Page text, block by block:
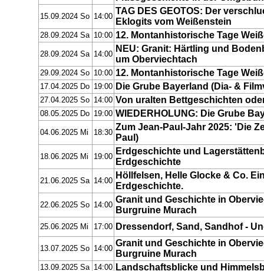
15.09.2024 So 14:00
TAG DES GEOTOS: Der
Eklogits vom Weißenstein
28.09.2024 Sa 10:00 12. Montanhistorische Tage
28.09.2024 Sa 14:00
NEU: Granit: Härtling und
um Oberviechtach
29.09.2024 So 10:00 12. Montanhistorische Tage
17.04.2025 Do 19:00 Die Grube Bayerland (Dia- &
27.04.2025 So 14:00 Von uralten Bettgeschichten
08.05.2025 Do 19:00 WIEDERHOLUNG: Die Grube
04.06.2025 Mi 18:30
Zum Jean-Paul-Jahr 2025: 'Die
Paul)
18.06.2025 Mi 19:00
Erdgeschichte und
Erdgeschichte
21.06.2025 Sa 14:00
Höllfelsen, Helle Glocke & Co.
Erdgeschichte.
22.06.2025 So 14:00
Granit und Geschichte in
Burgruine Murach
25.06.2025 Mi 17:00 Dressendorf, Sand, Sandhof -
13.07.2025 So 14:00
Granit und Geschichte in
Burgruine Murach
13.09.2025 Sa 14:00 Landschaftsblicke und